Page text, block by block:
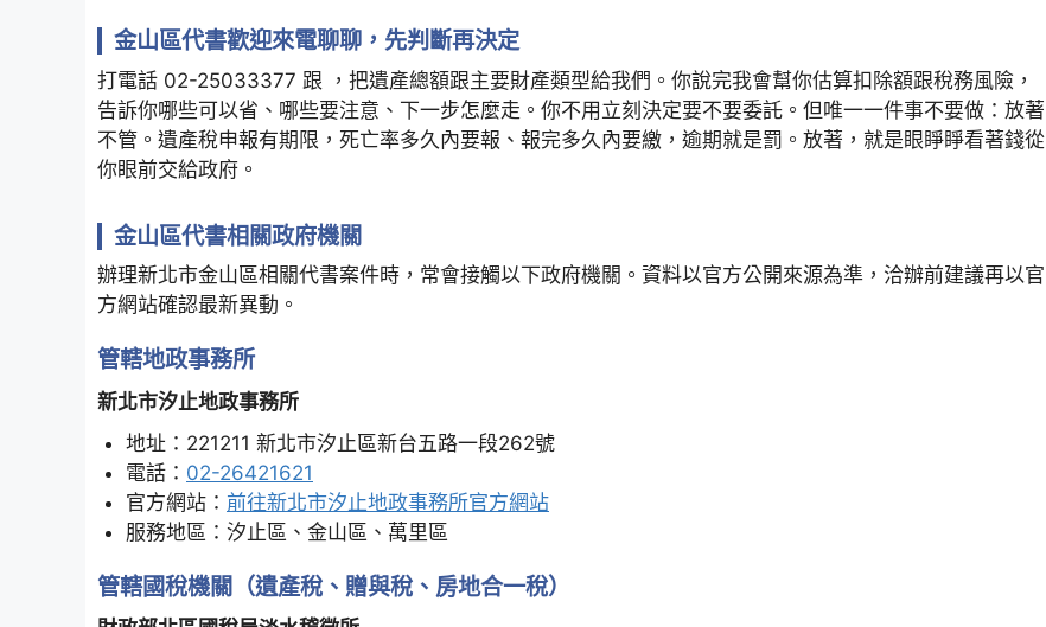
金山區代書歡迎來電聊聊，先判斷再決定
打電話 02-25033377 跟 ，把遺產總額跟主要財產類型給我們。你說完我會幫你估算扣除額跟稅務風險，
告訴你哪些可以省、哪些要注意、下一步怎麼走。你不用立刻決定要不要委託。但唯一一件事不要做：放著
不管。遺產稅申報有期限，死亡率多久內要報、報完多久內要繳，逾期就是罰。放著，就是眼睜睜看著錢從
你眼前交給政府。
金山區代書相關政府機關
辦理新北市金山區相關代書案件時，常會接觸以下政府機關。資料以官方公開來源為準，洽辦前建議再以官
方網站確認最新異動。
管轄地政事務所
新北市汐止地政事務所
地址：221211 新北市汐止區新台五路一段262號
電話： 02-26421621
官方網站： 前往新北市汐止地政事務所官方網站
服務地區：汐止區、金山區、萬里區
管轄國稅機關（遺產稅、贈與稅、房地合一稅）